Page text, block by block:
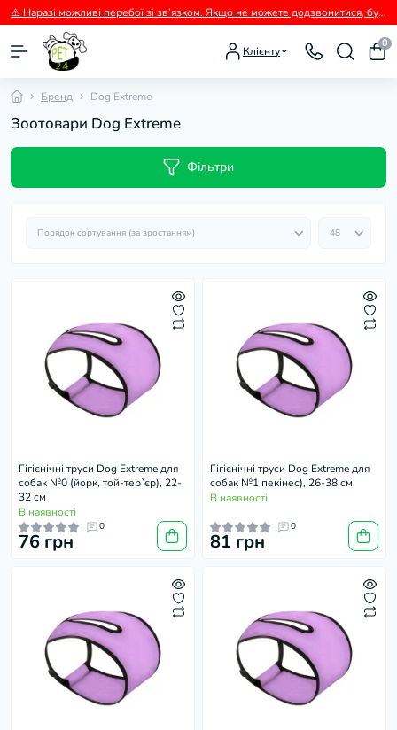
⚠️ Наразі можливі перебої зі зв’язком. Якщо не можете додзвонитися, будь ласка, пишіть нам у Viber.
Клієнту
0
Бренд Dog Extremе
Зоотовари Dog Extremе
Фільтри
Гігієнічні труси Dog Extreme для
собак №0 (йорк, той-тер`єр), 22-
32 см
В наявності
0
76 грн
Гігієнічні труси Dog Extreme для
собак №1 пекінес), 26-38 см
В наявності
0
81 грн